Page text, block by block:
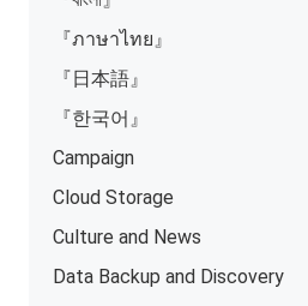
『ภาษาไทย』
『日本語』
『한국어』
Campaign
Cloud Storage
Culture and News
Data Backup and Discovery